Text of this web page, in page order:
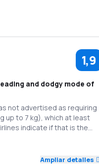
1,9
and dodgy mode of
not advertised as requiring
up to 7 kg), which at least
indicate if that is the
the Munich airport just
Ampliar detalles